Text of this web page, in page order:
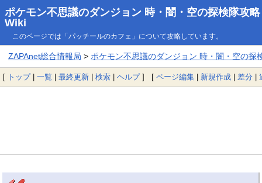
ポケモン不思議のダンジョン 時・闇・空の探検隊攻略
Wiki
このページでは「パッチールのカフェ」について攻略しています。
ZAPAnet総合情報局 > ポケモン不思議のダンジョン 時・闇・空の探
[ トップ| 一覧 | 最終更新 | 検索 | ヘルプ] [ ページ編集 | 新規作成 | 差分 |